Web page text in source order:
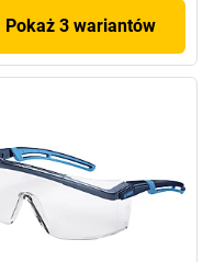
Pokaż 3 wariantów